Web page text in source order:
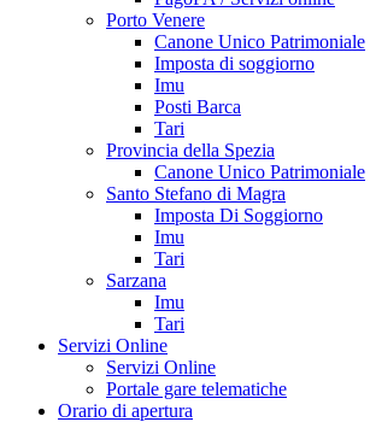
Porto Venere
Canone Unico Patrimoniale
Imposta di soggiorno
Imu
Posti Barca
Tari
Provincia della Spezia
Canone Unico Patrimoniale
Santo Stefano di Magra
Imposta Di Soggiorno
Imu
Tari
Sarzana
Imu
Tari
Servizi Online
Servizi Online
Portale gare telematiche
Orario di apertura